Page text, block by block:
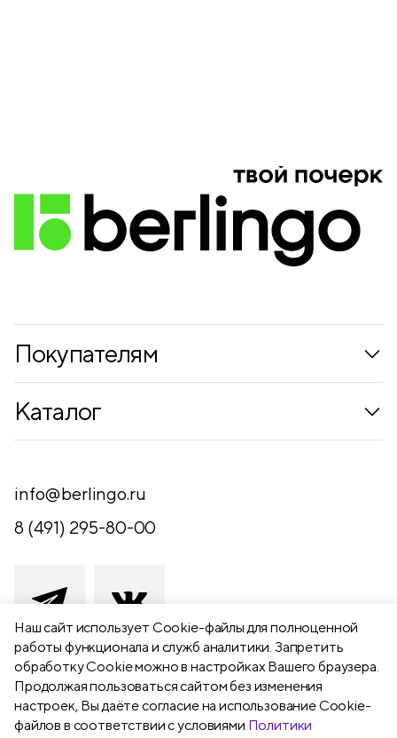
Наш сайт использует Сookie-файлы для полноценной
работы функционала и служб аналитики. Запретить
обработку Cookie можно в настройках Вашего браузера.
Продолжая пользоваться сайтом без изменения
настроек, Вы даёте согласие на использование Cookie-
файлов в соответствии с условиями Политики
Покупателям
Контакты
Обратная связь
Каталог
Письменные принадлежности
Канцелярские принадлежности
Чертежные принадлежности
Хобби и творчество
Презентационное оборудование
Школьный текстиль
Бумажная продукция
info@berlingo.ru
8 (491) 295-80-00
391111 Рязанская обл., Рыбновский р-
н,
г. Рыбное, ул. Берёзовая, 13а